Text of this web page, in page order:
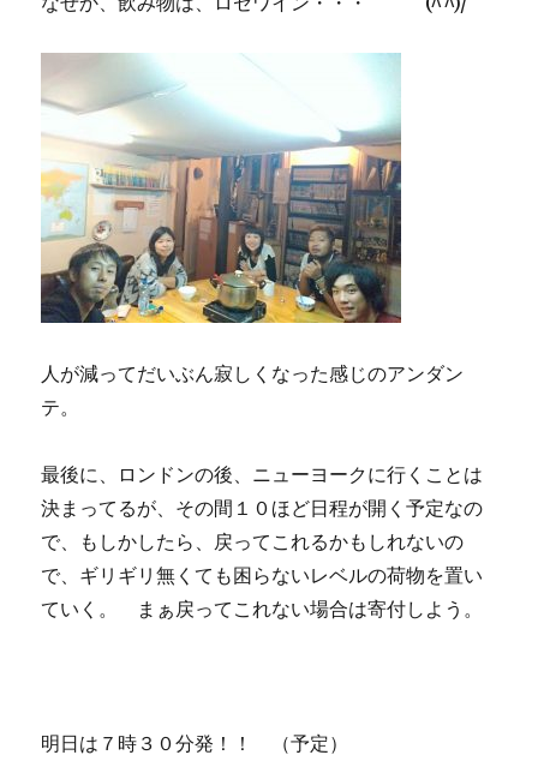
人が減ってだいぶん寂しくなった感じのアンダン
テ。
最後に、ロンドンの後、ニューヨークに行くことは
決まってるが、その間１０ほど日程が開く予定なの
で、もしかしたら、戻ってこれるかもしれないの
で、ギリギリ無くても困らないレベルの荷物を置い
ていく。 まぁ戻ってこれない場合は寄付しよう。
明日は７時３０分発！！ （予定）